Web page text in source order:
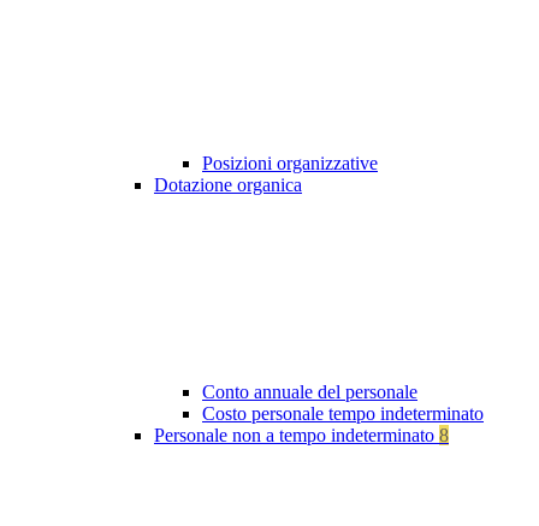
Posizioni organizzative
Dotazione organica
Conto annuale del personale
Costo personale tempo indeterminato
Personale non a tempo indeterminato 8